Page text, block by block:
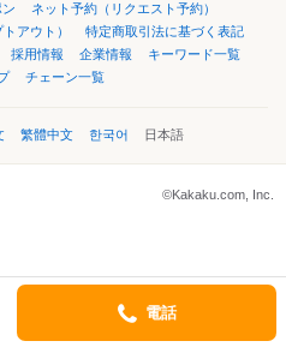
ネット予約（リクエスト予約）
アウト）
特定商取引法に基づく表記
採用情報 企業情報
キーワード一覧
チェーン一覧
繁體中文 한국어 日本語
©Kakaku.com, Inc.
電話